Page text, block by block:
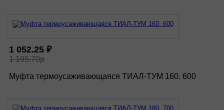
1 052.25 ₽
1 195.70р
Муфта термоусаживающаяся ТИАЛ-ТУМ 160. 600